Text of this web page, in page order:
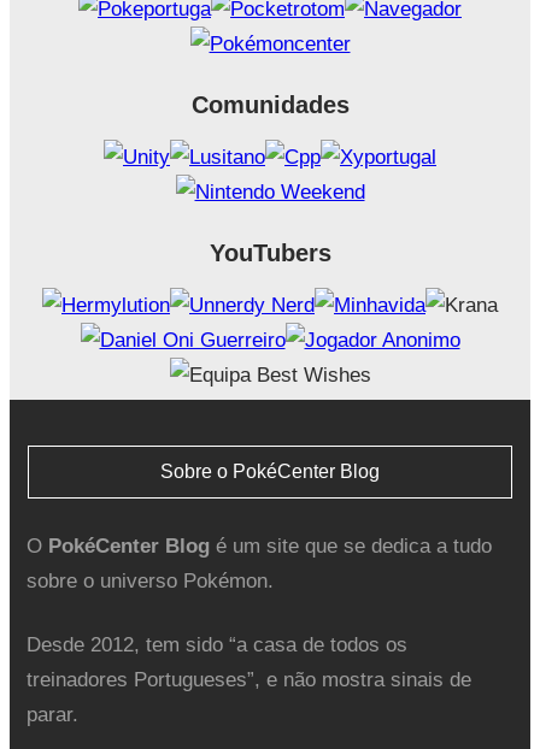
Comunidades
YouTubers
Sobre o PokéCenter Blog
O PokéCenter Blogé um site que se dedica a tudo
sobre o universo Pokémon.
Desde 2012, tem sido “a casa de todos os
treinadores Portugueses”, e não mostra sinais de
parar.